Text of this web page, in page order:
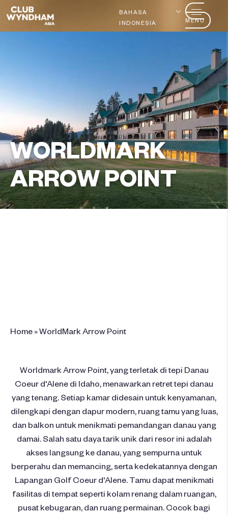
BAHASA
INDONESIA
MENU
WORLDMARK
ARROW POINT
Home »WorldMark Arrow Point
Worldmark Arrow Point, yang terletak di tepi Danau
Coeur d'Alene di Idaho, menawarkan retret tepi danau
yang tenang. Setiap kamar didesain untuk kenyamanan,
dilengkapi dengan dapur modern, ruang tamu yang luas,
dan balkon untuk menikmati pemandangan danau yang
damai. Salah satu daya tarik unik dari resor ini adalah
akses langsung ke danau, yang sempurna untuk
berperahu dan memancing, serta kedekatannya dengan
Lapangan Golf Coeur d'Alene. Tamu dapat menikmati
fasilitas di tempat seperti kolam renang dalam ruangan,
pusat kebugaran, dan ruang permainan. Cocok bagi